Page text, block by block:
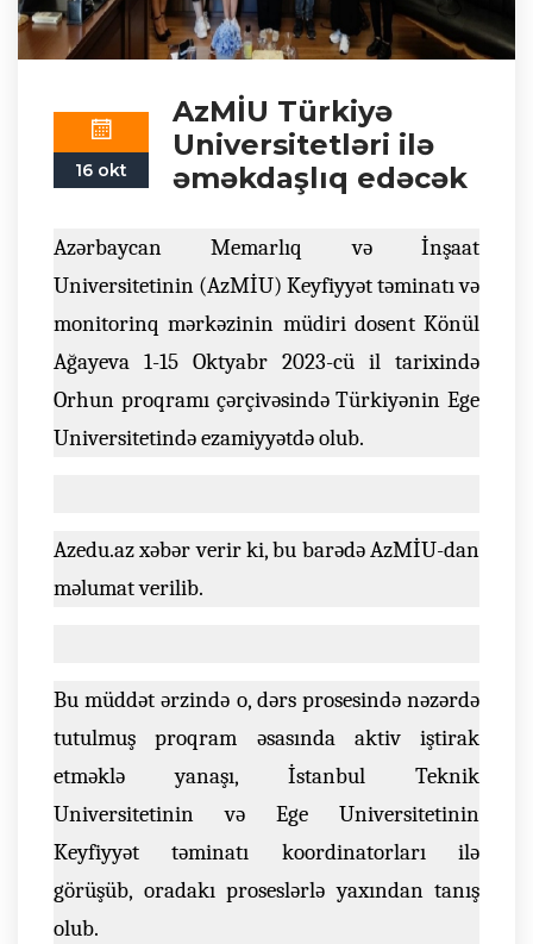
16 okt
AzMİU Türkiyə
Universitetləri ilə
əməkdaşlıq edəcək
Azərbaycan Memarlıq və İnşaat
Universitetinin (AzMİU) Keyfiyyət təminatı və
monitorinq mərkəzinin müdiri dosent Könül
Ağayeva 1-15 Oktyabr 2023-cü il tarixində
Orhun proqramı çərçivəsində Türkiyənin Ege
Universitetində ezamiyyətdə olub.
Azedu.az xəbər verir ki, bu barədə AzMİU-dan
məlumat verilib.
Bu müddət ərzində o, dərs prosesində nəzərdə
tutulmuş proqram əsasında aktiv iştirak
etməklə yanaşı, İstanbul Teknik
Universitetinin və Ege Universitetinin
Keyfiyyət təminatı koordinatorları ilə
görüşüb, oradakı proseslərlə yaxından tanış
olub.